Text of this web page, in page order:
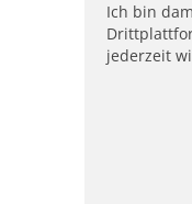
Ich bin
jederzeit